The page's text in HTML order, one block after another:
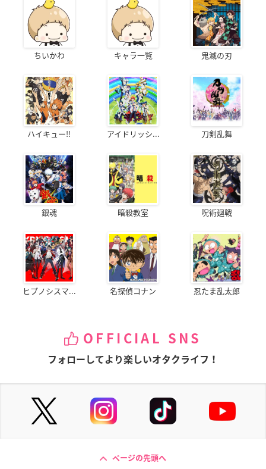
ちいかわ キャラ一覧 鬼滅の刃
ハイキュー!! アイドリッシ... 刀剣乱舞
銀魂 暗殺教室 呪術廻戦
ヒプノシスマ... 名探偵コナン 忍たま乱太郎
OFFICIAL SNS
フォローしてより楽しいオタクライフ！
ページの先頭へ